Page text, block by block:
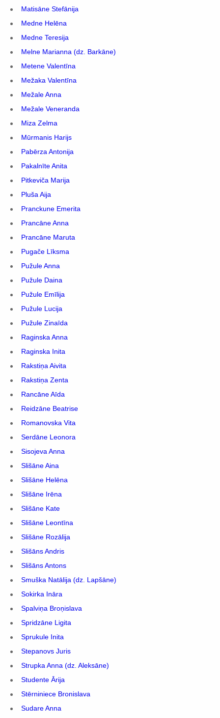
Matisāne Stefānija
Medne Helēna
Medne Teresija
Melne Marianna (dz. Barkāne)
Metene Valentīna
Mežaka Valentīna
Mežale Anna
Mežale Veneranda
Miza Zelma
Mūrmanis Harijs
Pabērza Antonija
Pakalnīte Anita
Pitkeviča Marija
Pluša Aija
Pranckune Emerita
Prancāne Anna
Prancāne Maruta
Pugače Līksma
Pužule Anna
Pužule Daina
Pužule Emīlija
Pužule Lucija
Pužule Zinaīda
Raginska Anna
Raginska Inita
Rakstiņa Aivita
Rakstiņa Zenta
Rancāne Aīda
Reidzāne Beatrise
Romanovska Vita
Serdāne Leonora
Sisojeva Anna
Slišāne Aina
Slišāne Helēna
Slišāne Irēna
Slišāne Kate
Slišāne Leontīna
Slišāne Rozālija
Slišāns Andris
Slišāns Antons
Smuška Natālija (dz. Lapšāne)
Sokirka Ināra
Spalviņa Broņislava
Spridzāne Ligita
Sprukule Inita
Stepanovs Juris
Strupka Anna (dz. Aleksāne)
Studente Ārija
Stērniniece Bronislava
Sudare Anna